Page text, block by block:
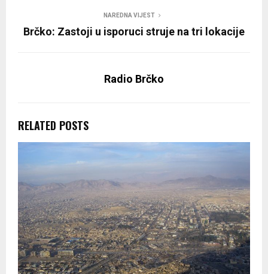
NAREDNA VIJEST
Brčko: Zastoji u isporuci struje na tri lokacije
Radio Brčko
RELATED POSTS